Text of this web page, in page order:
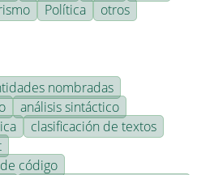
Política otros
nombradas
análisis sintáctico
clasificación de textos
código